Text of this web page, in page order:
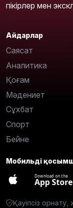
пікірлер мен
Айдарлар
Саясат
Аналитика
Қоғам
Мәдениет
Сұхбат
Спорт
Бейне
Мобильді
Download on the
App Store
Қауіпсіз